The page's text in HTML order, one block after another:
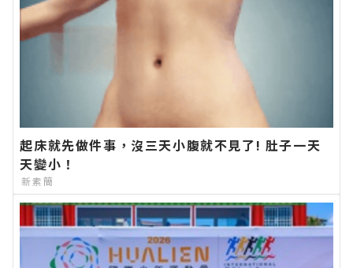
起床就先做件事，沒三天小腹就不見了! 肚子一天
天變小！
新素簡